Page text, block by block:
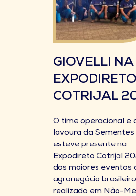
GIOVELLI NA
EXPODIRETO
COTRIJAL
O time operacional e
lavoura da Sementes
esteve presente na
Expodireto Cotrijal
dos maiores eventos
agronegócio
realizado em Não-